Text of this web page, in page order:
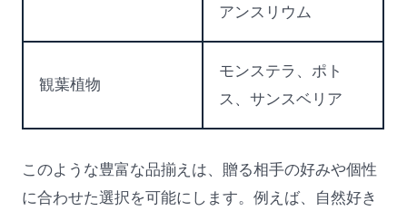
アンスリウム
観葉植物
モンステラ、ポト
ス、サンスベリア
このような豊富な品揃えは、贈る相手の好みや個性
に合わせた選択を可能にします。例えば、自然好き